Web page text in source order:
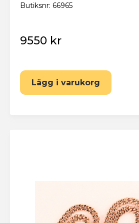
Fyll i din e-
Butiksnr: 66965
9550 kr
Lägg i varukorg